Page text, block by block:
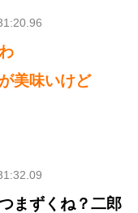
美味いけど
まずくね？二郎